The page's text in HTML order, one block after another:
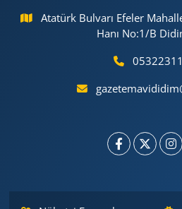
Atatürk Bulvarı Efeler
Hanı No:1/B